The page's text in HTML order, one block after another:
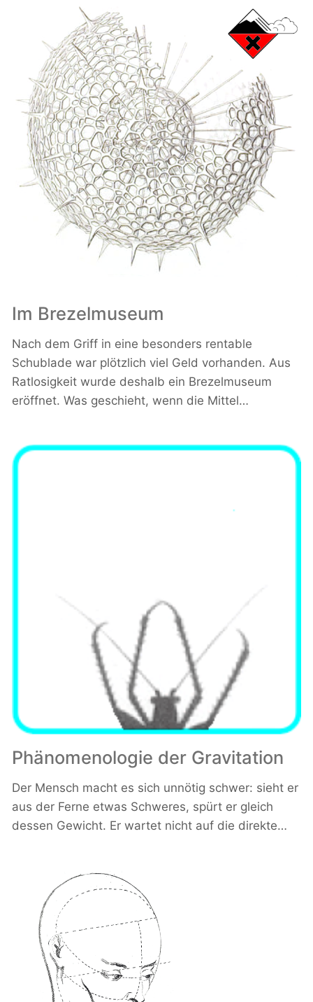
Im Brezelmuseum
Nach dem Griff in eine besonders rentable
Schublade war plötzlich viel Geld vorhanden. Aus
Ratlosigkeit wurde deshalb ein Brezelmuseum
eröffnet. Was geschieht, wenn die Mittel…
Phänomenologie der Gravitation
Der Mensch macht es sich unnötig schwer: sieht er
aus der Ferne etwas Schweres, spürt er gleich
dessen Gewicht. Er wartet nicht auf die direkte…